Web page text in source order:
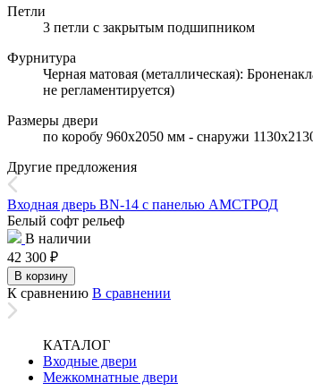
Петли
3 петли с закрытым подшипником
Фурнитура
Черная матовая (металлическая):
не регламентируется)
Размеры двери
по коробу 960х2050 мм - снаружи
Другие предложения
Входная дверь BN-14 с панелью АМСТРОД
Белый софт рельеф
В наличии
42 300 ₽
В корзину
К сравнению В сравнении
КАТАЛОГ
Входные двери
Межкомнатные двери